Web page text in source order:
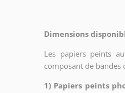
Dimensions
Les papiers peints
composant de bandes
1) Papiers peints